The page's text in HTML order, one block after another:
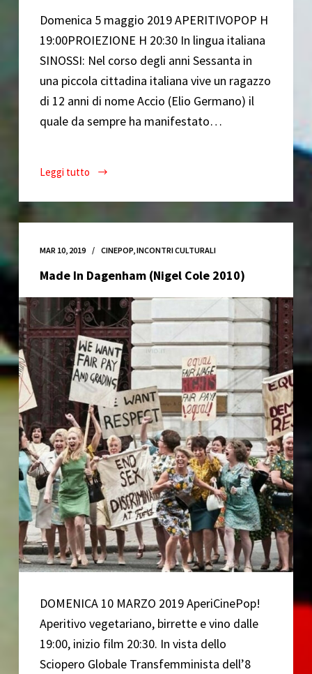
Domenica 5 maggio 2019 APERITIVOPOP H
19:00PROIEZIONE H 20:30 In lingua italiana
SINOSSI: Nel corso degli anni Sessanta in
una piccola cittadina italiana vive un ragazzo
di 12 anni di nome Accio (Elio Germano) il
quale da sempre ha manifestato…
Leggi tutto
Mio
unico
Luchetti
2007)
MAR 10, 2019 CINEPOP, INCONTRI CULTURALI
Made In Dagenham (Nigel Cole 2010)
DOMENICA 10 MARZO 2019 AperiCinePop!
Aperitivo vegetariano, birrette e vino dalle
19:00, inizio film 20:30. In vista dello
Sciopero Globale Transfemminista dell’8